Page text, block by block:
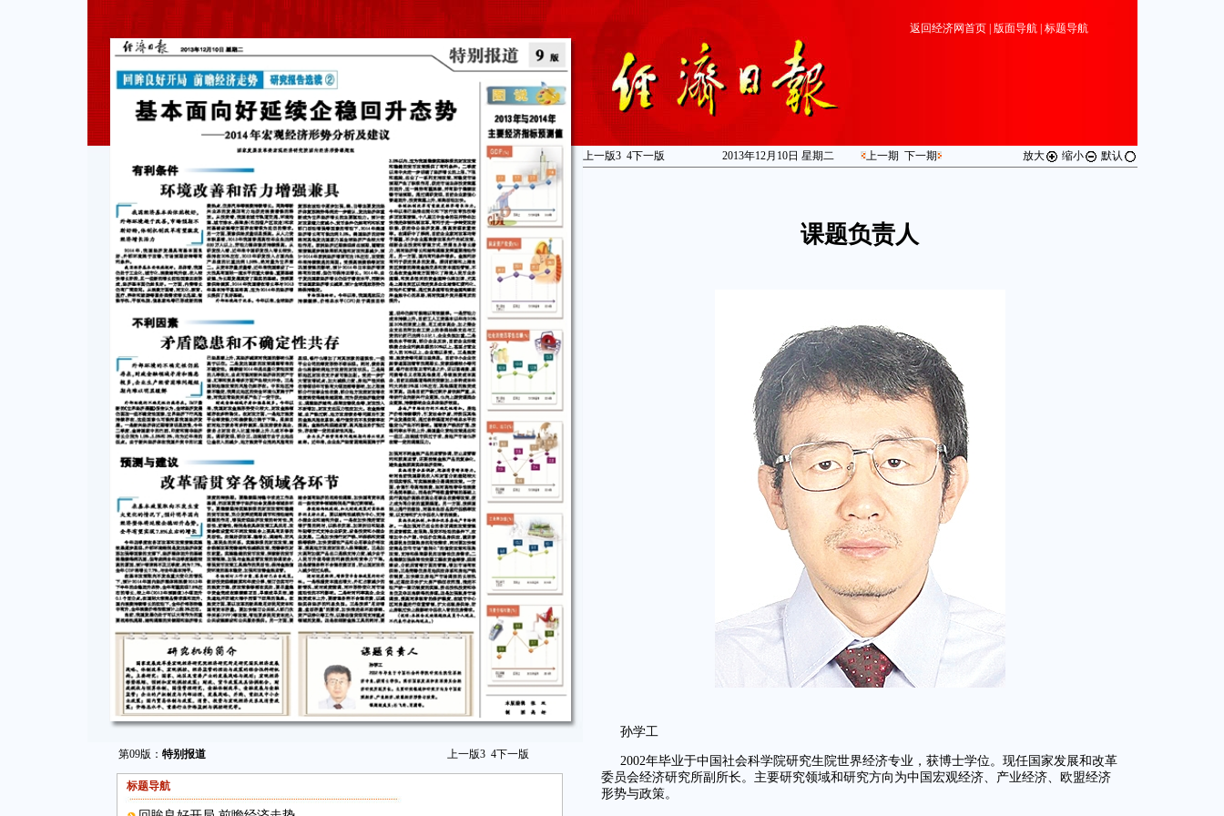
第09版： 特别报道 上一版3 4下一版
标题导航
返回经济网首页| 版面导航| 标题导航
上一版3 4下一版 2013年12月10日 星期二 上一期 下一期 放大 缩小 默认
课题负责人
孙学工
2002年毕业于中国社会科学院研究生院世界经济专业，获博士学位。现任国家发展和改革
委员会经济研究所副所长。主要研究领域和研究方向为中国宏观经济、产业经济、欧盟经济
形势与政策。